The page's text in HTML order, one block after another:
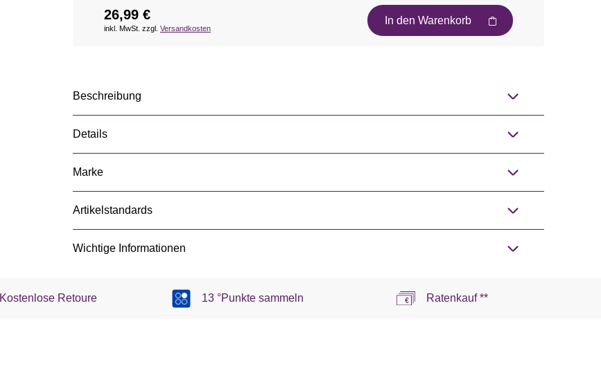
26,99 €
inkl. MwSt. zzgl. Versandkosten
In den Warenkorb
Beschreibung
Details
Marke
Artikelstandards
Wichtige Informationen
Kostenlose Retoure 13 °Punkte sammeln Ratenkauf **